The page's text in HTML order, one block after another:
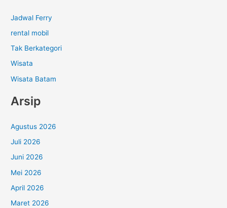
Jadwal Ferry
rental mobil
Tak Berkategori
Wisata
Wisata Batam
Arsip
Agustus 2026
Juli 2026
Juni 2026
Mei 2026
April 2026
Maret 2026